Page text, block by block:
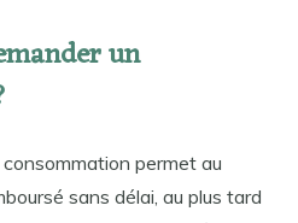
un
permet au
sans délai, au plus tard